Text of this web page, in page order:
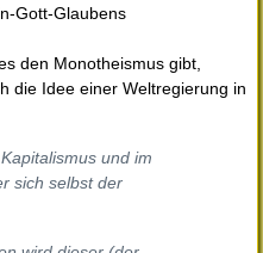
Gott-Glaubens
den Monotheismus gibt,
die Idee einer Weltregierung in
und im
sich selbst der